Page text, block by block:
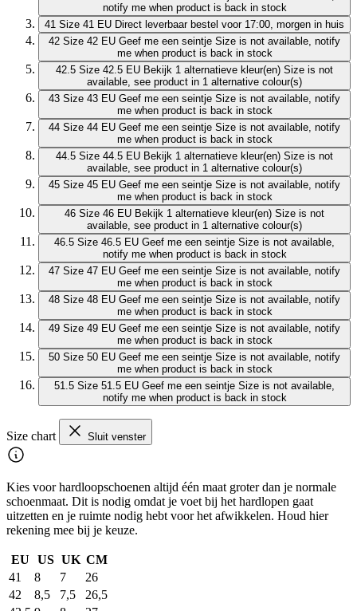
notify me when product is back in stock
41 Size 41 EU Direct leverbaar bestel voor 17:00, morgen in huis
42 Size 42 EU Geef me een seintje Size is not available, notify
me when product is back in stock
42.5 Size 42.5 EU Bekijk 1 alternatieve kleur(en) Size is not
available, see product in 1 alternative colour(s)
43 Size 43 EU Geef me een seintje Size is not available, notify
me when product is back in stock
44 Size 44 EU Geef me een seintje Size is not available, notify
me when product is back in stock
44.5 Size 44.5 EU Bekijk 1 alternatieve kleur(en) Size is not
available, see product in 1 alternative colour(s)
45 Size 45 EU Geef me een seintje Size is not available, notify
me when product is back in stock
46 Size 46 EU Bekijk 1 alternatieve kleur(en) Size is not
available, see product in 1 alternative colour(s)
46.5 Size 46.5 EU Geef me een seintje Size is not available,
notify me when product is back in stock
47 Size 47 EU Geef me een seintje Size is not available, notify
me when product is back in stock
48 Size 48 EU Geef me een seintje Size is not available, notify
me when product is back in stock
49 Size 49 EU Geef me een seintje Size is not available, notify
me when product is back in stock
50 Size 50 EU Geef me een seintje Size is not available, notify
me when product is back in stock
51.5 Size 51.5 EU Geef me een seintje Size is not available,
notify me when product is back in stock
Size chart Sluit venster
Kies voor hardloopschoenen altijd één maat groter dan je normale
schoenmaat. Dit is nodig omdat je voet bij het hardlopen gaat
uitzetten en je ruimte nodig hebt voor het afwikkelen. Houd hier
rekening mee bij je keuze.
EU US UK CM
41
8 7
26
42
8,5 7,5
26,5